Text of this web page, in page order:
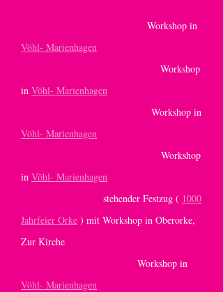
Workshop in
Vöhl- Marienhagen
Workshop
in Vöhl- Marienhagen
Workshop in
Vöhl- Marienhagen
Workshop
in Vöhl- Marienhagen
stehender Festzug ( 1000
Jahrfeier Orke ) mit Workshop in Oberorke,
Zur Kirche
Workshop in
Vöhl- Marienhagen